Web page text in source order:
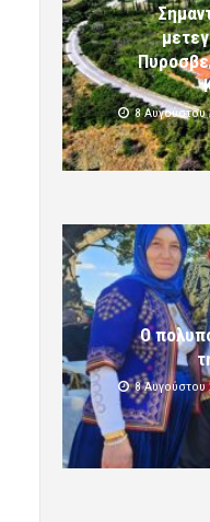
8 Αυγούστου
Ο
8 Αυγούστου